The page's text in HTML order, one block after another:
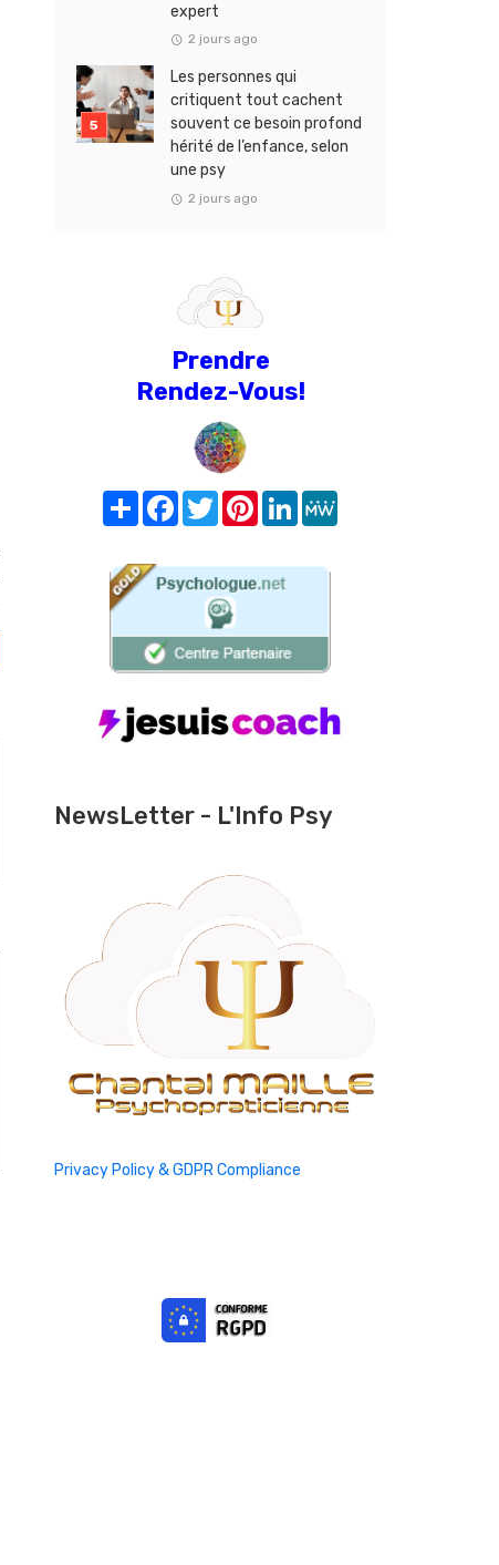
expert
2 jours ago
Les personnes qui
critiquent tout cachent
souvent ce besoin profond
hérité de l’enfance, selon
une psy
2 jours ago
Prendre
Rendez-Vous!
Share FacebookTwitterPinterest
LinkedIn
NewsLetter - L'Info Psy
Privacy Policy & GDPR Compliance